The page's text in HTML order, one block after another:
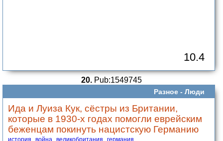
10.4
20. Pub:1549745
Разное - Люди
Ида и Луиза Кук, сёстры из Британии,
которые в 1930-х годах помогли еврейским
беженцам покинуть нацистскую Германию
история война великобритания германия